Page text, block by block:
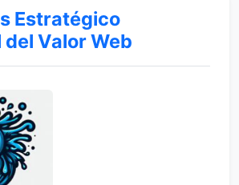
Estratégico
Valor Web